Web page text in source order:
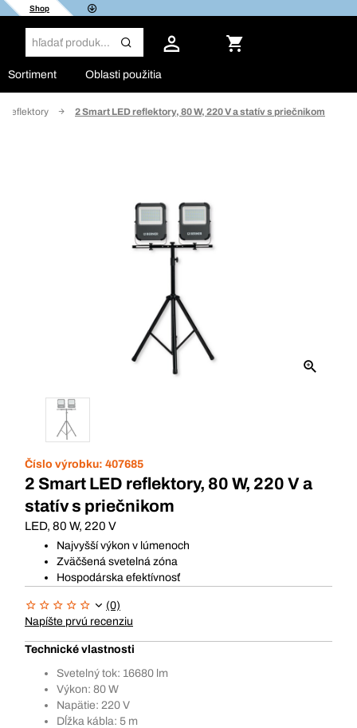
Shop
Sortiment Oblasti použitia
Reflektory 2 Smart LED reflektory, 80 W, 220 V a statív s priečnikom
Číslo výrobku: 407685
2 Smart LED reflektory, 80 W, 220 V a
statív s priečnikom
LED, 80 W, 220 V
Najvyšší výkon v lúmenoch
Zväčšená svetelná zóna
Hospodárska efektívnosť
(0)
Napíšte prvú recenziu
Technické vlastnosti
Svetelný tok: 16680 lm
Výkon: 80 W
Napätie: 220 V
Dĺžka kábla: 5 m